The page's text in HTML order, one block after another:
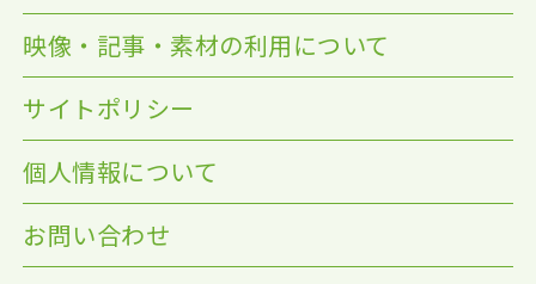
映像・記事・素材の利用について
サイトポリシー
個人情報について
お問い合わせ